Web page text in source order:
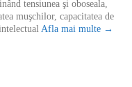
tensiunea şi oboseala,
muşchilor, capacitatea de
Afla mai multe →